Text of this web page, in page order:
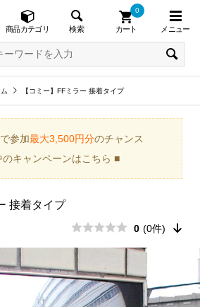
商品カテゴリ 検索 カート
0
メニュー
【コミー】FFミラー 接着タイプ
参加最大3,500円分のチャンス
のキャンペーンはこちら ■
接着タイプ
0 (0件)